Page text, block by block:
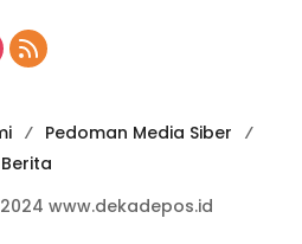
Pedoman Media Siber
www.dekadepos.id